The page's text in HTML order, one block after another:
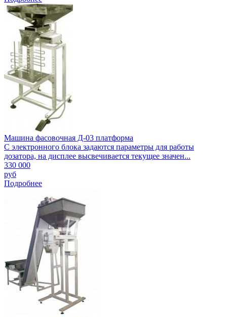
Машина фасовочная Д-03 платформа
С электронного блока задаются параметры для работы
дозатора, на дисплее высвечивается текущее значен...
330 000
руб
Подробнее